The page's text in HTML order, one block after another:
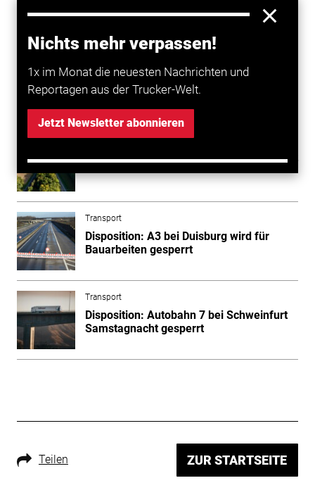
Nichts mehr verpassen!
1x im Monat die neuesten Nachrichten und
Reportagen aus der Trucker-Welt.
Jetzt Newsletter abonnieren
laut Betreiber kurzfristige Sanierungsarbeiten an der
alten Fahrbahn im Bereich der Anschlussstelle
Pommersfelden. Umleitungen werden ausgeschildert.
Transport
Albaufstieg in Richtung München gesperrt
Transport
Disposition: A3 bei Duisburg wird für
Bauarbeiten gesperrt
Transport
Disposition: Autobahn 7 bei Schweinfurt
Samstagnacht gesperrt
Teilen ZUR STARTSEITE